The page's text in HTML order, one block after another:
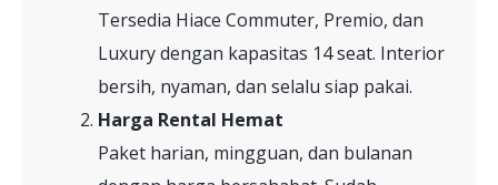
Tersedia Hiace Commuter, Premio, dan
Luxury dengan kapasitas 14 seat. Interior
bersih, nyaman, dan selalu siap pakai.
Harga Rental Hemat
Paket harian, mingguan, dan bulanan